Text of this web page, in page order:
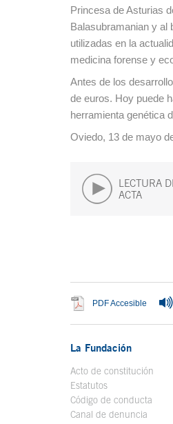
Princesa de Asturias
Balasubramanian y al
utilizadas en la
medicina forense y
Antes de los
de euros. Hoy puede
herramienta genética
Oviedo, 13 de mayo
LECTURA
ACTA
PDF Accesible Se
La Fundación
Acto de constitución
Estatutos
Código de conducta
Canal de denuncia